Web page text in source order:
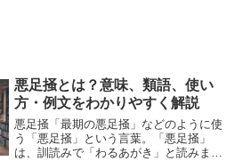
悪足掻とは？意味、類語、使い
方・例文をわかりやすく解説
悪足掻「最期の悪足掻」などのように使
う「悪足掻」という言葉。「悪足掻」
は、訓読みで「わるあがき」と読みま